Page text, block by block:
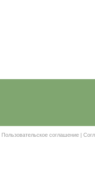
Пользовательское соглашение |